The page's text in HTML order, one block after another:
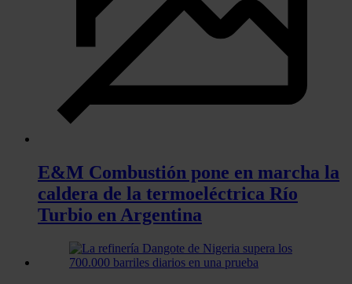
E&M Combustión pone en marcha la
caldera de la termoeléctrica Río
Turbio en Argentina